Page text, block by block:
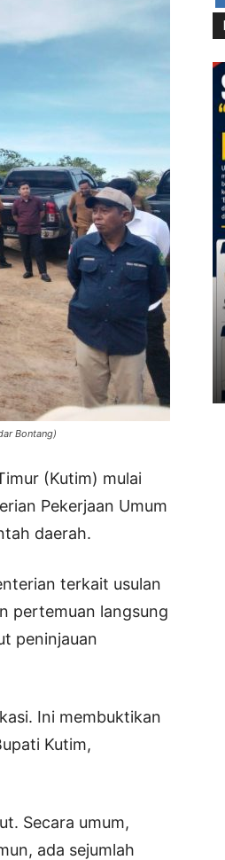
Bontang)
(Kutim) mulai
Pekerjaan Umum
daerah.
terkait usulan
pertemuan langsung
peninjauan
Ini membuktikan
Kutim,
Secara umum,
ada sejumlah